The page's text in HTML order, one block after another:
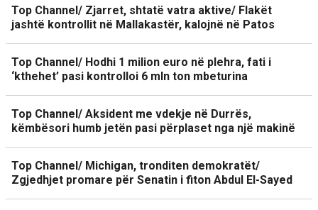
Top Channel/ Zjarret, shtatë vatra aktive/ Flakët
jashtë kontrollit në Mallakastër, kalojnë në Patos
Top Channel/ Hodhi 1 milion euro në plehra, fati i
‘kthehet’ pasi kontrolloi 6 mln ton mbeturina
Top Channel/ Aksident me vdekje në Durrës,
këmbësori humb jetën pasi përplaset nga një makinë
Top Channel/ Michigan, tronditen demokratët/
Zgjedhjet promare për Senatin i fiton Abdul El-Sayed